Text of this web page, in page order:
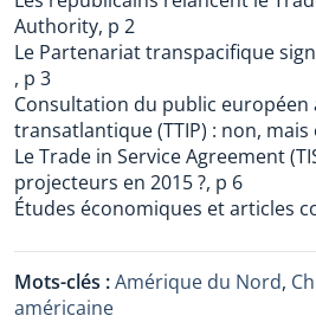
Authority, p 2
Le Partenariat transpacifique
, p 3
Consultation du public européen
transatlantique (TTIP) : non,
Le Trade in Service Agreement
projecteurs en 2015 ?, p 6
Études économiques et articles
Mots-clés :Amérique du Nord,
américaine